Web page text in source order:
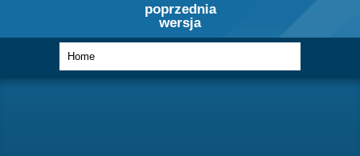
poprzednia
wersja